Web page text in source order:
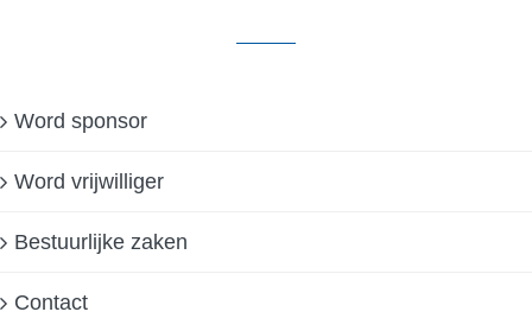
Word sponsor
Word vrijwilliger
Bestuurlijke zaken
Contact